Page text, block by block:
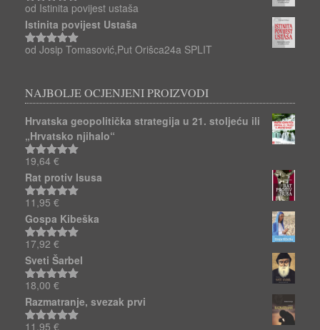
Ocjenjeno 5
od 5
od Istinita povijest ustaša
Istinita povijest Ustaša
Ocjenjeno 5
od Josip Tomasović,Put Orišca24a SPLIT
NAJBOLJE OCJENJENI PROIZVODI
Hrvatska geopolitička strategija u 21. stoljeću ili
„Hrvatsko njihalo“
Ocjenjeno
5.00 od 5
19,64 €
Rat protiv Isusa
Ocjenjeno
5.00od 5
11,95 €
Gospa Kibeška
Ocjenjeno
5.00 od 5
17,92 €
Sveti Šarbel
Ocjenjeno
5.00od 5
18,00 €
Razmatranje, svezak prvi
11,95 €